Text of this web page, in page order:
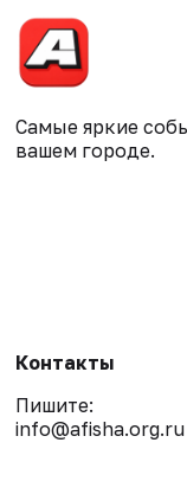
Самые яркие
вашем городе.
Контакты
Пишите:
info@afisha.org.ru